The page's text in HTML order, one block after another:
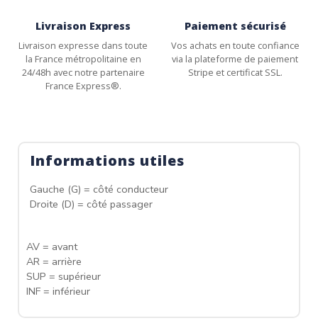
Livraison Express
Livraison expresse dans toute
la France métropolitaine en
24/48h avec notre partenaire
France Express®.
Paiement sécurisé
Vos achats en toute confiance
via la plateforme de paiement
Stripe et certificat SSL.
Informations utiles
Gauche (G) = côté conducteur
Droite (D) = côté passager
AV = avant
AR = arrière
SUP = supérieur
INF = inférieur